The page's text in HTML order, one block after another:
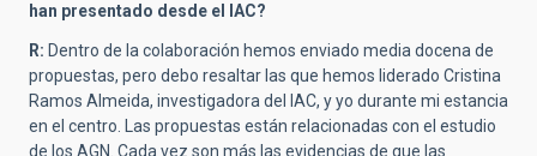
han presentado desde el IAC?
R: Dentro de la colaboración hemos enviado media docena de
propuestas, pero debo resaltar las que hemos liderado Cristina
Ramos Almeida, investigadora del IAC, y yo durante mi estancia
en el centro. Las propuestas están relacionadas con el estudio
de los AGN. Cada vez son más las evidencias de que las